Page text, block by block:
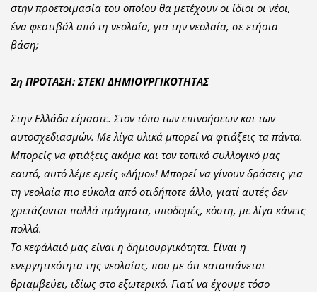
στην προετοιμασία του οποίου θα μετέχουν οι ίδιοι οι νέοι,
ένα φεστιβάλ από τη νεολαία, για την νεολαία, σε ετήσια
βάση;
2η ΠΡΟΤΑΣΗ: ΣΤΕΚΙ ΔΗΜΙΟΥΡΓΙΚΟΤΗΤΑΣ
Στην Ελλάδα είμαστε. Στον τόπο των επινοήσεων και των
αυτοσχεδιασμών. Με λίγα υλικά μπορεί να φτιάξεις τα πάντα.
Μπορείς να φτιάξεις ακόμα και τον τοπικό συλλογικό μας
εαυτό, αυτό λέμε εμείς «Δήμο»! Μπορεί να γίνουν δράσεις για
τη νεολαία πιο εύκολα από οτιδήποτε άλλο, γιατί αυτές δεν
χρειάζονται πολλά πράγματα, υποδομές, κόστη, με λίγα κάνεις
πολλά.
Το κεφάλαιό μας είναι η δημιουργικότητα. Είναι η
ενεργητικότητα της νεολαίας, που με ότι καταπιάνεται
θριαμβεύει, ιδίως στο εξωτερικό. Γιατί να έχουμε τόσο